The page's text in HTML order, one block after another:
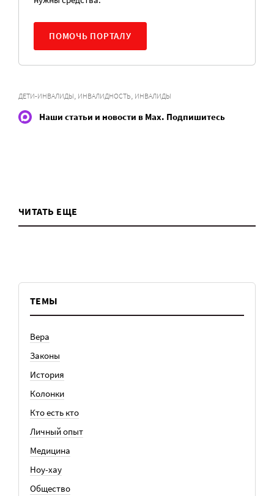
ПОМОЧЬ ПОРТАЛУ
ДЕТИ-ИНВАЛИДЫ ИНВАЛИДНОСТЬ ИНВАЛИДЫ
Наши статьи и новости в Max. Подпишитесь
ЧИТАТЬ ЕЩЕ
ТЕМЫ
Вера
Законы
История
Колонки
Кто есть кто
Личный опыт
Медицина
Ноу-хау
Общество